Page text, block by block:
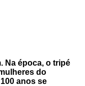
Na época, o tripé
do
anos se